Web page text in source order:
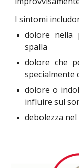
I sintomi
dolore nella
spalla
dolore che
specialmente
dolore o
influire sul
debolezza